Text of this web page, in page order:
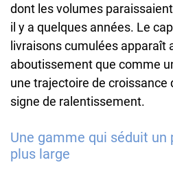
dont les volumes
il y a quelques années. Le
livraisons cumulées apparaît
aboutissement que comme
une trajectoire de croissance
signe de ralentissement.
Une gamme qui séduit un
plus large